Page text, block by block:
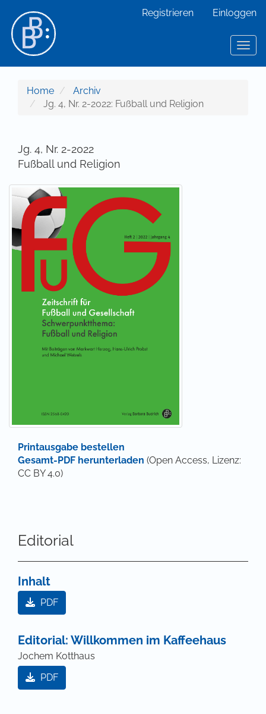
Hauptinhalt
Sidebar
Registrieren Einloggen
Home
Archiv
Jg. 4, Nr. 2-2022: Fußball und Religion
Jg. 4, Nr. 2-2022
Fußball und Religion
Printausgabe bestellen
Gesamt-PDF herunterladen (Open Access, Lizenz:
CC BY 4.0)
Editorial
Inhalt
PDF
Editorial: Willkommen im Kaffeehaus
Jochem Kotthaus
PDF